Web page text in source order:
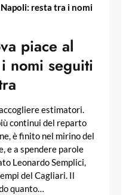
resta tra i nomi
piace al
nomi seguiti
estimatori.
continui del reparto
è finito nel mirino del
e a spendere parole
Leonardo Semplici,
del Cagliari. Il
quanto…